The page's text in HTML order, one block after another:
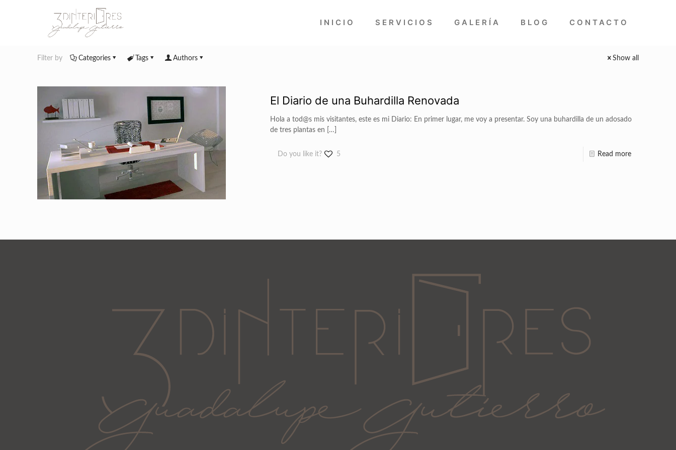
INICIO SERVICIOS GALERÍA BLOG CONTACTO
Filter by Categories Tags Authors Show all
El Diario de una Buhardilla Renovada
Hola a tod@s mis visitantes, este es mi Diario: En primer lugar, me voy a presentar. Soy una buhardilla de un adosado
de tres plantas en […]
Do you like it? 5 Read more